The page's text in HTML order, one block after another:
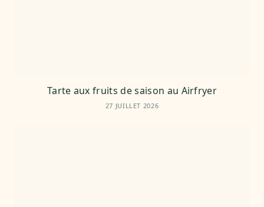
Tarte aux fruits de saison au Airfryer
27 JUILLET 2026